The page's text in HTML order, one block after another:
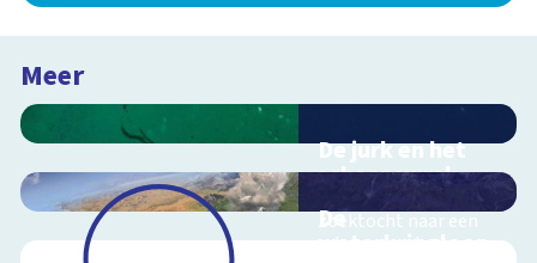
Meer
De jurk en het
scheepswrak
Interactieve
zoektocht naar een
scheepswrak
De
waterkringloop